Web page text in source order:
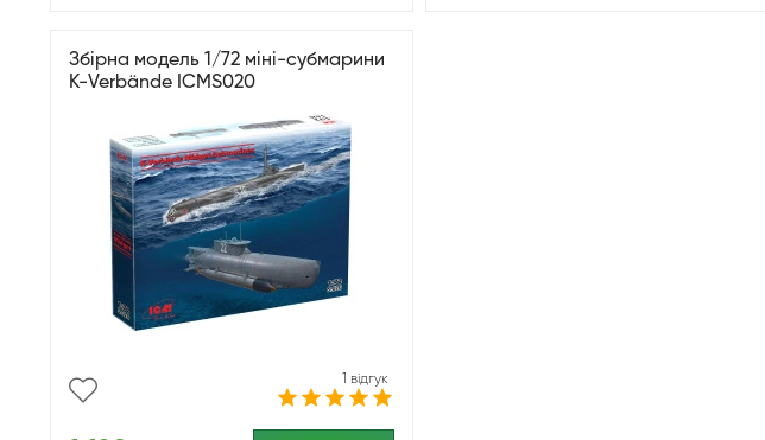
Збірна модель 1/72 міні-субмарини
K-Verbände ICMS020
1 відгук